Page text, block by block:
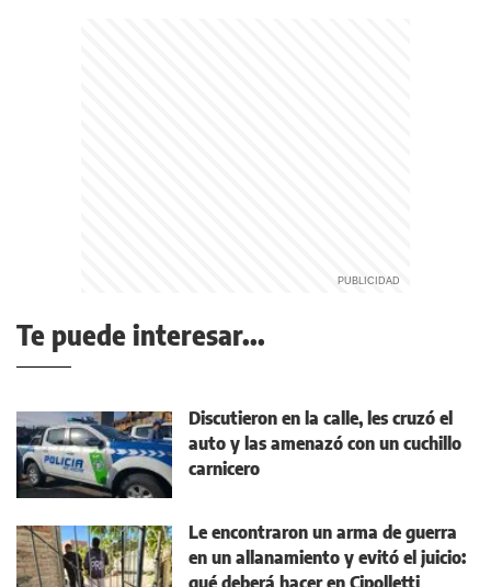
Te puede interesar...
Discutieron en la calle, les cruzó el
auto y las amenazó con un cuchillo
carnicero
Le encontraron un arma de guerra
en un allanamiento y evitó el juicio:
qué deberá hacer en Cipolletti